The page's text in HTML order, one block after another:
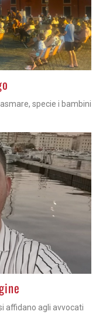
specie i bambini
affidano agli avvocati